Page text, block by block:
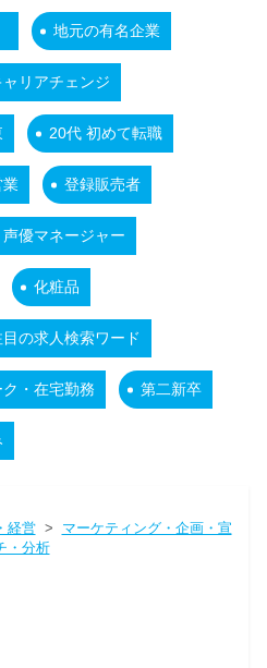
地元の有名企業
ャリアチェンジ
20代 初めて転職
業 登録販売者
声優マネージャー
化粧品
目の求人検索ワード
・在宅勤務 第二新卒
経営> マーケティング・企画・宣
・分析